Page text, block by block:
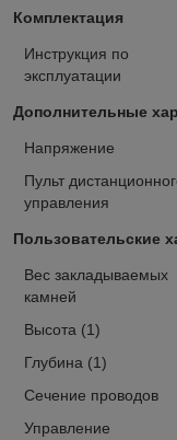
Комплектация
Инструкция по
эксплуатации
Дополнительные
Напряжение
Пульт
управления
Пользовательские
Вес закладываемых
камней
Высота (1)
Глубина (1)
Сечение проводов
Управление